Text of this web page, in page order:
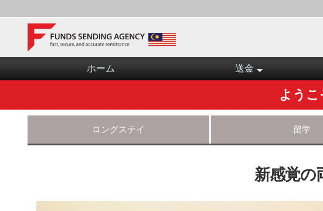
ホーム 送金
よう
ロングステイ 留学
新感覚の